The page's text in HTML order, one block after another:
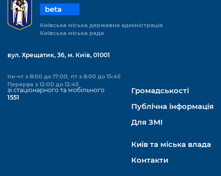
beta
Київська міська державна адміністрація
Київська міська рада
вул. Хрещатик, 36, м. Київ, 01001
пн-чт з 8:00 до 17:00, пт з 8:00 до 15:45
Перерва з 12:00 до 12:45
зі стаціонарного та мобільного
1551
Громадськості
Публічна інформація
Для ЗМІ
Київ та міська влада
Контакти